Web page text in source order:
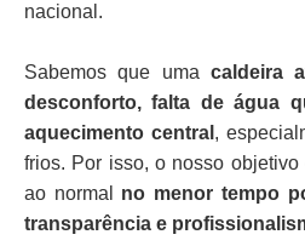
nacional.
Sabemos que uma caldeira
desconforto, falta de água
aquecimento central ,
frios. Por isso, o nosso
ao normal no menor tempo
transparência e